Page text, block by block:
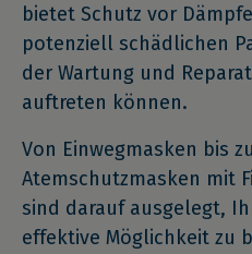
bietet Schutz vor
potenziell schädlichen
der Wartung und
auftreten können.
Von Einwegmasken bis
Atemschutzmasken mit
sind darauf ausgelegt,
effektive Möglichkeit zu